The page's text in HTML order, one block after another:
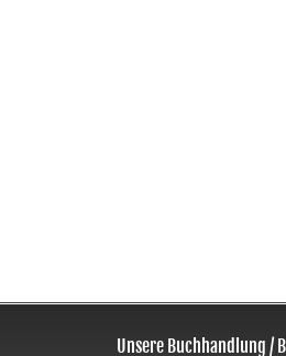
Unsere Buchhandlung /